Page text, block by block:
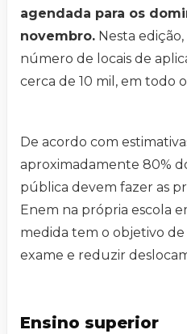
agendada para os
novembro. Nesta
número de locais de
cerca de 10 mil, em todo
De acordo com
aproximadamente 80%
pública devem fazer as
Enem na própria escola
medida tem o objetivo de
exame e reduzir
Ensino superior